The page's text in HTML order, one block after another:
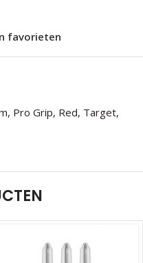
favorieten
, Pro Grip, Red, Target,